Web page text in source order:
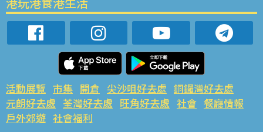
活動展覽 市集 開倉 尖沙咀好去處 銅鑼灣好去處
元朗好去處 荃灣好去處 旺角好去處 社會 餐廳情報
戶外郊遊 社會福利